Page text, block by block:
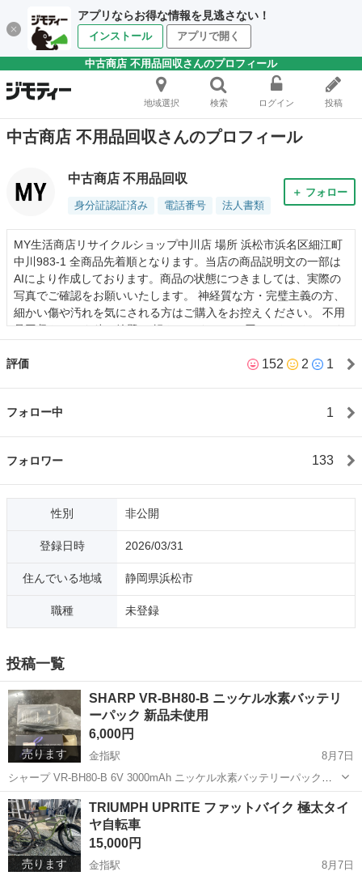
アプリならお得な情報を見逃さない！
インストール アプリで開く
中古商店 不用品回収さんのプロフィール
地域選択 検索 ログイン 投稿
中古商店 不用品回収さんのプロフィール
中古商店 不用品回収
身分証認証済み 電話番号 法人書類
＋ フォロー
MY生活商店リサイクルショップ中川店 場所 浜松市浜名区細江町
中川983-1 全商品先着順となります。当店の商品説明文の一部は
AIにより作成しております。商品の状態につきましては、実際の
写真でご確認をお願いいたします。 神経質な方・完璧主義の方、
細かい傷や汚れを気にされる方はご購入をお控えください。 不用
品回収トラック積み放題！ 軽トラック 10000円！ 2トントッラク
供致します。 ◎笑顔で作業します 😊 ◎写真で見積可 ◎追加料金
お客様の要望に柔軟対応！女性スタッフ指定可能で安心スッキリ
県公安委員会第 49133A000194
評価 152 2 1
フォロー中 1
フォロワー 133
性別 非公開
登録日時 2026/03/31
住んでいる地域 静岡県浜松市
職種 未登録
投稿一覧
売ります
SHARP VR-BH80-B ニッケル水素バッテリ
ーパック 新品未使用
6,000円
金指駅
8月7日
シャープ VR-BH80-B 6V 3000mAh ニッケル水素バッテリーパックで
す。 元箱・取扱説明書・保護ケースが付属しており、新品未使用品と
なります。 シャープ製のビデオカメラなど、対応機器の電源供給に使
用できます。 ...
静岡 浜松市
売ります
TRIUMPH UPRITE ファットバイク 極太タイ
ヤ自転車
15,000円
金指駅
8月7日